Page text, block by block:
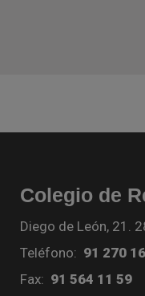
Colegio de
Diego de León, 21.
Teléfono: 91 270
Fax: 91 564 11 59